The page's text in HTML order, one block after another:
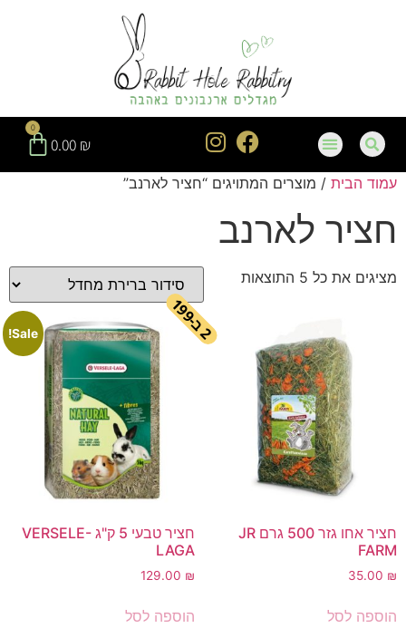
אנטר
לעבור
לאזור
מרכזי
0.00 ₪
0
עמוד הבית / מוצרים המתויגים “חציר לארנב”
חציר לארנב
מציגים את כל ⁦5⁩ התוצאות
חציר אחו גזר 500 גרם JR
FARM
35.00 ₪
הוספה לסל
Sale! 2
ב-
1
9
9
חציר טבעי 5 ק"ג VERSELE-
LAGA
129.00 ₪
הוספה לסל